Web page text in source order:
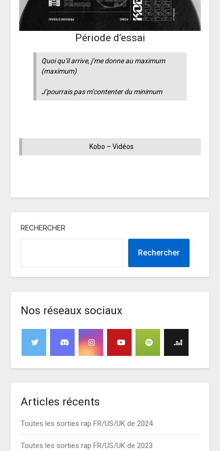
Période d’essai
Quoi qu’il arrive, j’me donne au maximum
(maximum)
J’pourrais pas m’contenter du minimum
Kobo – Vidéos
RECHERCHER
Rechercher
Nos réseaux sociaux
Articles récents
Toutes les sorties rap FR/US/UK de 2024
Toutes les sorties rap FR/US/UK de 2023